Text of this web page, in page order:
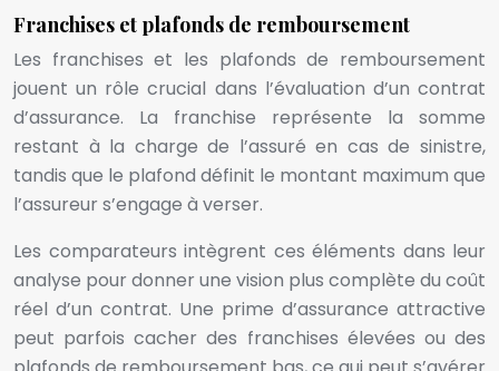
Franchises et plafonds de remboursement
Les franchises et les plafonds de remboursement
jouent un rôle crucial dans l’évaluation d’un contrat
d’assurance. La franchise représente la somme
restant à la charge de l’assuré en cas de sinistre,
tandis que le plafond définit le montant maximum que
l’assureur s’engage à verser.
Les comparateurs intègrent ces éléments dans leur
analyse pour donner une vision plus complète du coût
réel d’un contrat. Une prime d’assurance attractive
peut parfois cacher des franchises élevées ou des